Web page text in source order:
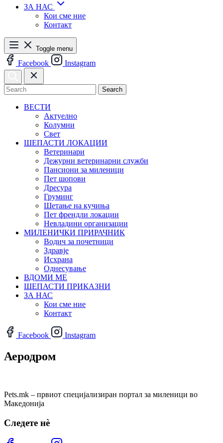
ЗА НАС
Кои сме ние
Контакт
Toggle menu
Facebook Instagram
Search
ВЕСТИ
Актуелно
Колумни
Свет
ШЕПАСТИ ЛОКАЦИИ
Ветеринари
Дежурни ветеринарни служби
Пансиони за миленици
Пет шопови
Дресура
Груминг
Шетање на кучиња
Пет френдли локации
Невладини организации
МИЛЕНИЧКИ ПРИРАЧНИК
Водич за почетници
Здравје
Исхрана
Однесување
ВДОМИ МЕ
ШЕПАСТИ ПРИКАЗНИ
ЗА НАС
Кои сме ние
Контакт
Facebook Instagram
Аеродром
Pets.mk – првиот специјализиран портал за миленици во
Македонија
Следете нѐ